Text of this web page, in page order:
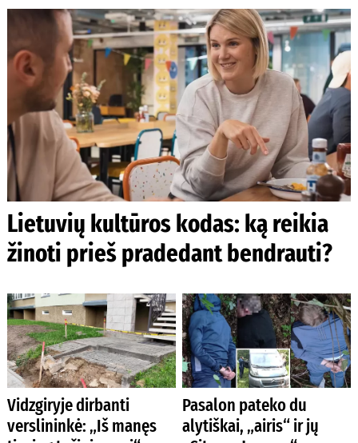
Lietuvių kultūros kodas: ką reikia
žinoti prieš pradedant bendrauti?
Vidzgiryje dirbanti
verslininkė: „Iš manęs
Pasalon pateko du
alytiškai, „airis“ ir jų